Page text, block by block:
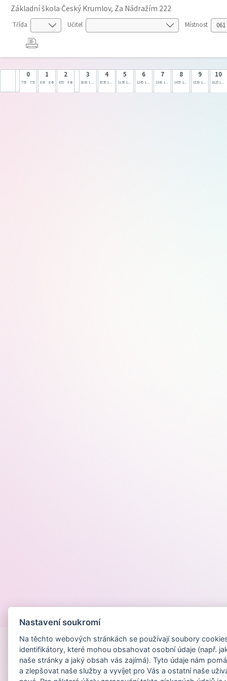
Základní škola Český Krumlov, Za Nádražím 222
Třída Učitel Místnost
0
7:05 7:50
1
8:00 8:45
2
8:55 9:40
3
10:00 10:45
4
10:55 11:40
5
11:50 12:35
6
12:45 13:30
7
13:40 14:25
8
14:35 15:20
9
15:30 16:15
10
16:25 17:10
Nastavení soukromí
Na těchto webových stránkách se používají soubory
identifikátory, které mohou obsahovat osobní údaje (např.
naše stránky a jaký obsah vás zajímá). Tyto údaje nám
a zlepšovat naše služby a vyvíjet pro Vás a ostatní naše